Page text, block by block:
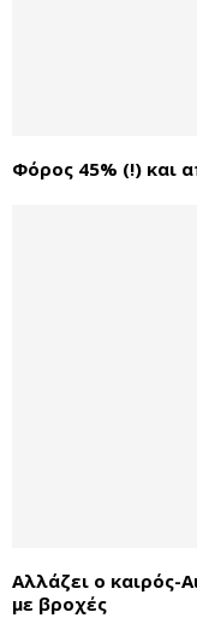
Φόρος 45% (!) και
Αλλάζει ο καιρός-
με βροχές